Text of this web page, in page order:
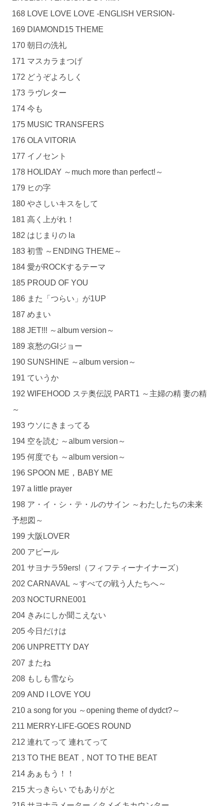
168 LOVE LOVE LOVE -ENGLISH VERSION-
169 DIAMOND15 THEME
170 朝日の洗礼
171 マスカラまつげ
172 どうぞよろしく
173 ラヴレター
174 今も
175 MUSIC TRANSFERS
176 OLA VITORIA
177 イノセント
178 HOLIDAY ～much more than perfect!～
179 ヒの字
180 やさしいキスをして
181 高く上がれ！
182 はじまりの la
183 初雪 ～ENDING THEME～
184 愛がROCKするテーマ
185 PROUD OF YOU
186 また「つらい」が1UP
187 めまい
188 JET!!! ～album version～
189 哀愁のGIジョー
190 SUNSHINE ～album version～
191 ていうか
192 WIFEHOOD ステ奥伝説 PART1 ～主婦の精 妻の精
～
193 ウソにきまってる
194 空を読む ～album version～
195 何度でも ～album version～
196 SPOON ME，BABY ME
197 a little prayer
198 ア・イ・シ・テ・ルのサイン ～わたしたちの未来
予想図～
199 大阪LOVER
200 アピール
201 サヨナラ59ers!（フィフティーナイナーズ）
202 CARNAVAL ～すべての戦う人たちへ～
203 NOCTURNE001
204 きみにしか聞こえない
205 今日だけは
206 UNPRETTY DAY
207 またね
208 もしも雪なら
209 AND I LOVE YOU
210 a song for you ～opening theme of dydct?～
211 MERRY-LIFE-GOES ROUND
212 連れてって 連れてって
213 TO THE BEAT，NOT TO THE BEAT
214 あぁもう！！
215 大っきらい でもありがと